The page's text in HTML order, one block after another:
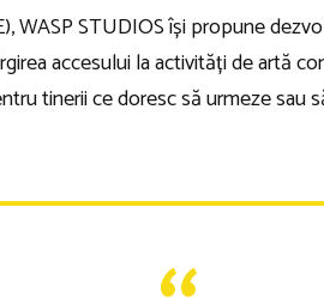
WASP STUDIOS își propune
accesului la activități de artă
tinerii ce doresc să urmeze